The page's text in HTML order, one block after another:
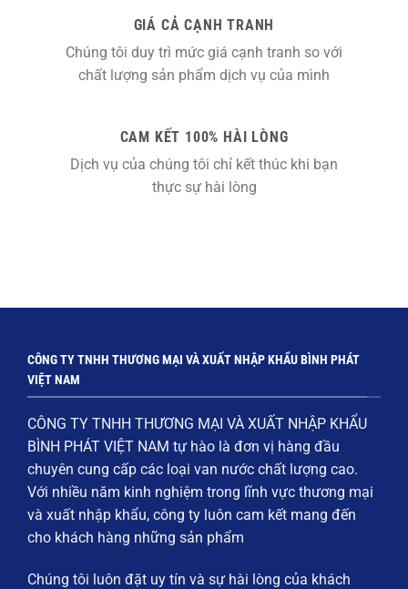
GIÁ CẢ CẠNH TRANH
Chúng tôi duy trì mức giá cạnh tranh so với
chất lượng sản phẩm dịch vụ của mình
CAM KẾT 100% HÀI LÒNG
Dịch vụ của chúng tôi chỉ kết thúc khi bạn
thực sự hài lòng
CÔNG TY TNHH THƯƠNG MẠI VÀ XUẤT NHẬP KHẨU BÌNH PHÁT
VIỆT NAM
CÔNG TY TNHH THƯƠNG MẠI VÀ XUẤT NHẬP KHẨU
BÌNH PHÁT VIỆT NAM tự hào là đơn vị hàng đầu
chuyên cung cấp các loại van nước chất lượng cao.
Với nhiều năm kinh nghiệm trong lĩnh vực thương mại
và xuất nhập khẩu, công ty luôn cam kết mang đến
cho khách hàng những sản phẩm
Chúng tôi luôn đặt uy tín và sự hài lòng của khách